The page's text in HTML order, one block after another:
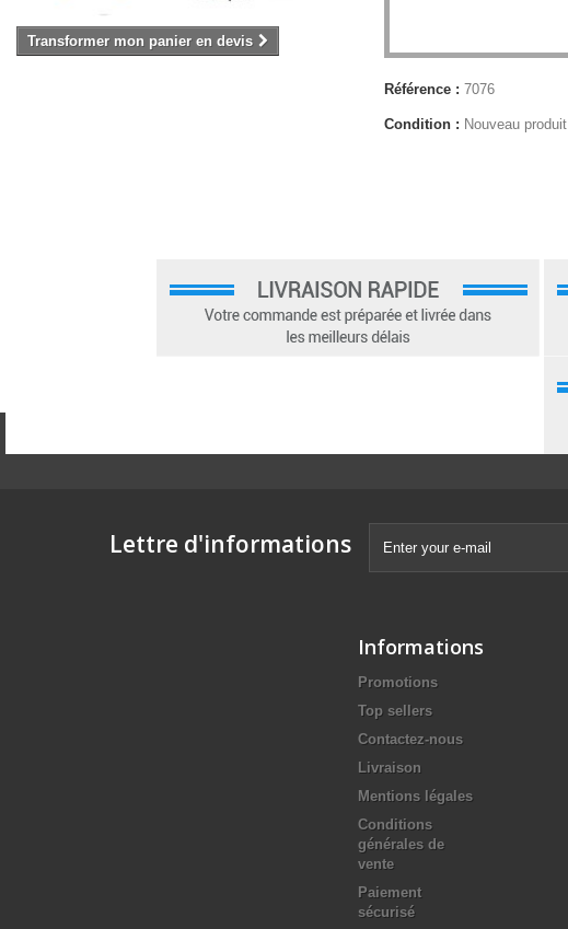
Transformer mon panier en devis
Référence : 7076
Condition : Nouveau produit
Lettre d'informations
Informations
Promotions
Top sellers
Contactez-nous
Livraison
Mentions légales
Conditions
générales de
vente
Paiement
sécurisé